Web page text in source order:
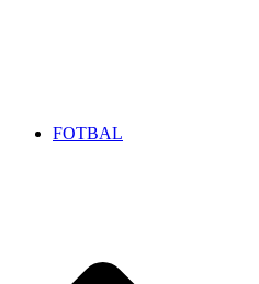
FOTBAL